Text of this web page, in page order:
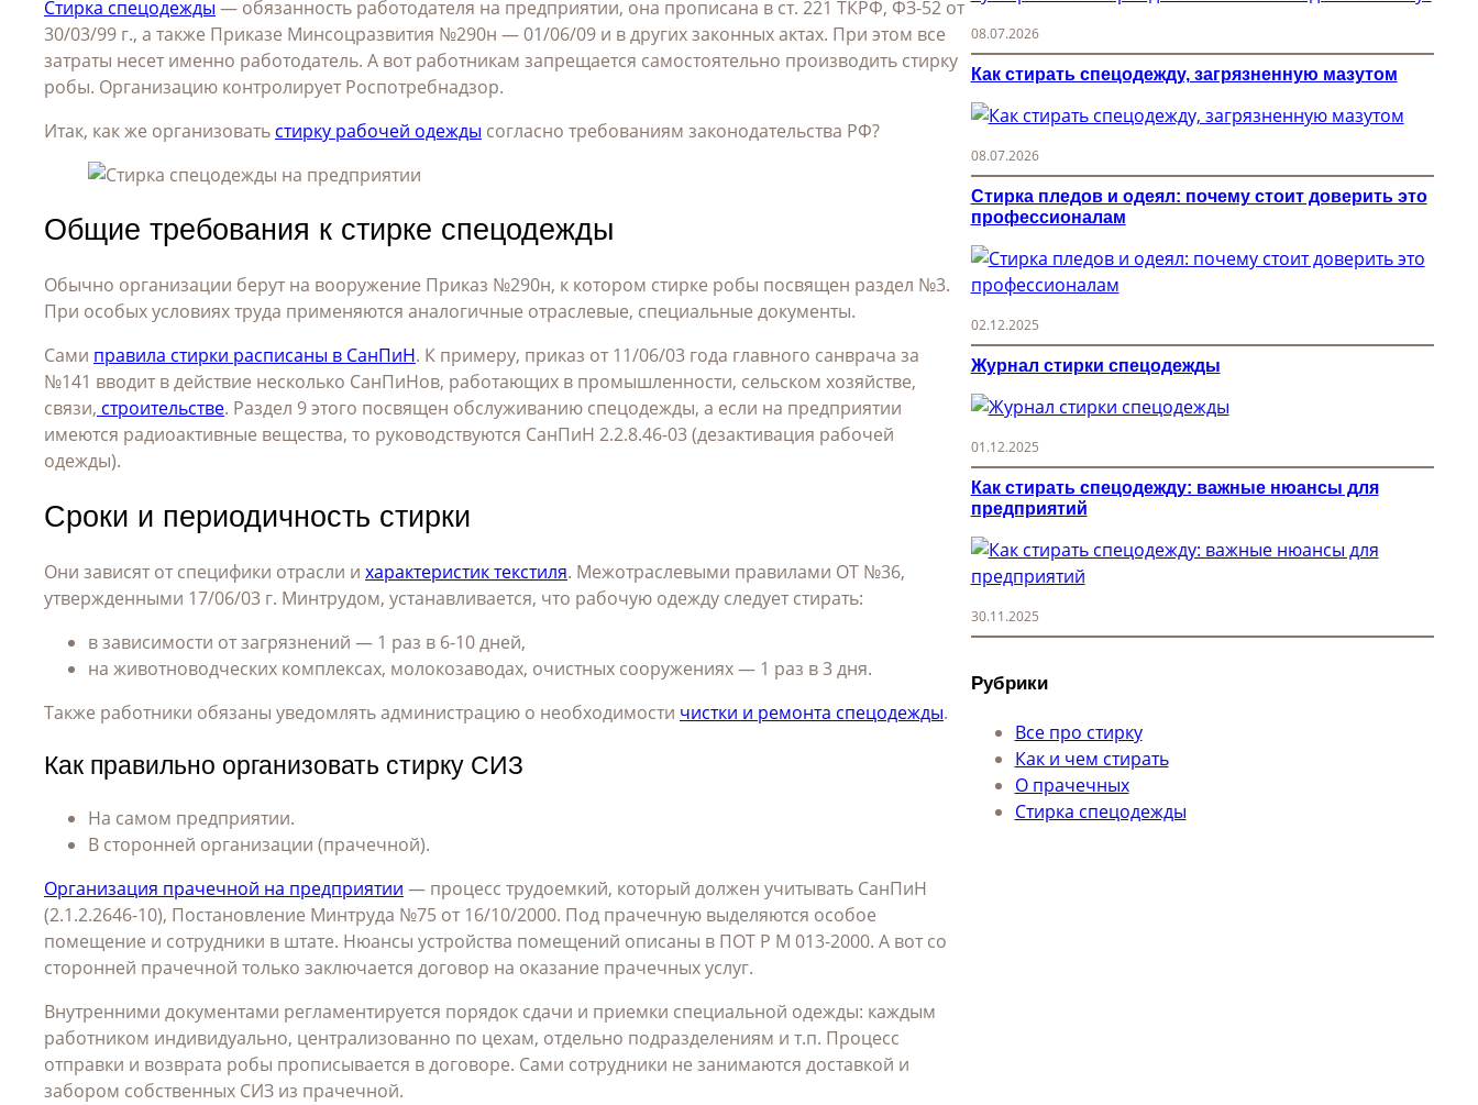
Стирка спецодежды — обязанность работодателя на предприятии, она прописана в ст. 221 ТКРФ, ФЗ-52 от
30/03/99 г., а также Приказе Минсоцразвития №290н — 01/06/09 и в других законных актах. При этом все
затраты несет именно работодатель. А вот работникам запрещается самостоятельно производить стирку
робы. Организацию контролирует Роспотребнадзор.
Итак, как же организовать стирку рабочей одежды согласно требованиям законодательства РФ?
Общие требования к стирке спецодежды
Обычно организации берут на вооружение Приказ №290н, к котором стирке робы посвящен раздел №3.
При особых условиях труда применяются аналогичные отраслевые, специальные документы.
Сами правила стирки расписаны в СанПиН. К примеру, приказ от 11/06/03 года главного санврача за
№141 вводит в действие несколько СанПиНов, работающих в промышленности, сельском хозяйстве,
связи, строительстве. Раздел 9 этого посвящен обслуживанию спецодежды, а если на предприятии
имеются радиоактивные вещества, то руководствуются СанПиН 2.2.8.46-03 (дезактивация рабочей
одежды).
Сроки и периодичность стирки
Они зависят от специфики отрасли и характеристик текстиля. Межотраслевыми правилами ОТ №36,
утвержденными 17/06/03 г. Минтрудом, устанавливается, что рабочую одежду следует стирать:
в зависимости от загрязнений — 1 раз в 6-10 дней,
на животноводческих комплексах, молокозаводах, очистных сооружениях — 1 раз в 3 дня.
Также работники обязаны уведомлять администрацию о необходимости чистки и ремонта спецодежды.
Как правильно организовать стирку СИЗ
На самом предприятии.
В сторонней организации (прачечной).
Организация прачечной на предприятии — процесс трудоемкий, который должен учитывать СанПиН
(2.1.2.2646-10), Постановление Минтруда №75 от 16/10/2000. Под прачечную выделяются особое
помещение и сотрудники в штате. Нюансы устройства помещений описаны в ПОТ Р М 013-2000. А вот со
сторонней прачечной только заключается договор на оказание прачечных услуг.
Внутренними документами регламентируется порядок сдачи и приемки специальной одежды: каждым
работником индивидуально, централизованно по цехам, отдельно подразделениям и т.п. Процесс
отправки и возврата робы прописывается в договоре. Сами сотрудники не занимаются доставкой и
забором собственных СИЗ из прачечной.
08.07.2026
Как стирать спецодежду, загрязненную мазутом
08.07.2026
Стирка пледов и одеял: почему стоит доверить это
профессионалам
02.12.2025
Журнал стирки спецодежды
01.12.2025
Как стирать спецодежду: важные нюансы для
предприятий
30.11.2025
Рубрики
Все про стирку
Как и чем стирать
О прачечных
Стирка спецодежды